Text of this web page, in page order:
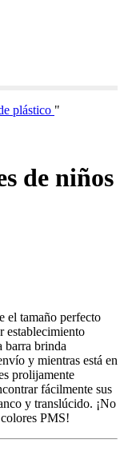
plástico "
de niños
el tamaño perfecto
establecimiento
barra brinda
y mientras está en
prolijamente
fácilmente sus
y translúcido. ¡No
PMS!